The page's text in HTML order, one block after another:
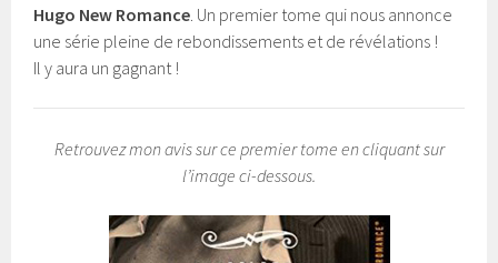
Hugo New Romance . Un premier tome qui nous annonce
une série pleine de rebondissements et de révélations !
Il y aura un gagnant !
Retrouvez mon avis sur ce premier tome en cliquant sur
l’image ci-dessous.